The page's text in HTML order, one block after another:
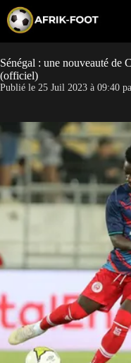
p
t
o
c
o
e
t
Sénégal : une nouveauté de
(officiel)
Publié le 25 Juil 2023 à 09:40